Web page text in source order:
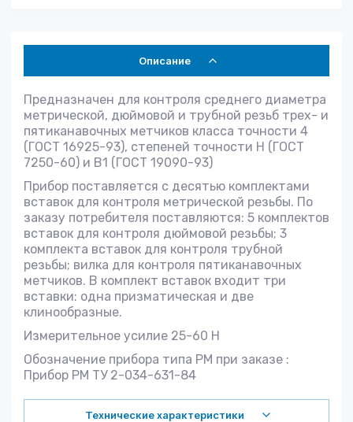
Описание
Предназначен для контроля среднего диаметра
метрической, дюймовой и трубной резьб трех- и
пятиканавочных метчиков класса точности 4
(ГОСТ 16925-93), степеней точности Н (ГОСТ
7250-60) и В1 (ГОСТ 19090-93)
Прибор поставляется с десятью комплектами
вставок для контроля метрической резьбы. По
заказу потребителя поставляются: 5 комплектов
вставок для контроля дюймовой резьбы; 3
комплекта вставок для контроля трубной
резьбы; вилка для контроля пятиканавочных
метчиков. В комплект вставок входит три
вставки: одна призматическая и две
клинообразные.
Измерительное усилие 25-60 Н
Обозначение прибора типа РМ при заказе :
Прибор РМ ТУ 2-034-631-84
Технические характеристики